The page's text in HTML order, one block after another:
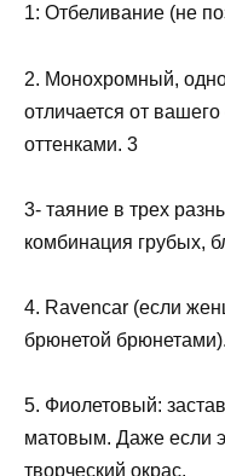
1: Отбеливание (не
2. Монохромный,
отличается от
оттенками. 3
3- таяние в трех
комбинация грубых,
4. Ravencar (если
брюнетой брюнетами).
5. Фиолетовый:
матовым. Даже если
творческий окрас.